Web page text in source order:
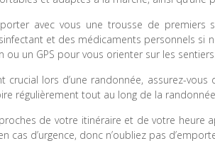
avec vous une trousse de
et des médicaments personnels si
ou un GPS pour vous orienter sur les
crucial lors d’une randonnée, assurez-
régulièrement tout au long de la
de votre itinéraire et de votre heure
cas d’urgence, donc n’oubliez pas